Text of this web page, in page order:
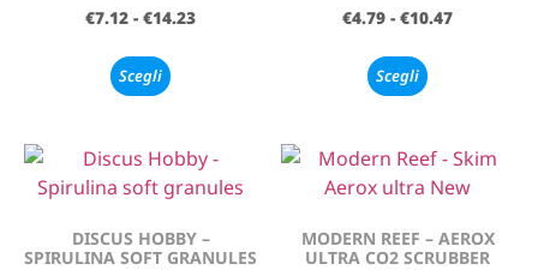
€7.12 - €14.23
Scegli
€4.79 - €10.47
Scegli
DISCUS HOBBY –
SPIRULINA SOFT GRANULES
MODERN REEF – AEROX
ULTRA CO2 SCRUBBER